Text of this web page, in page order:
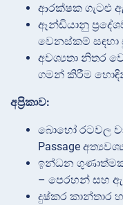
ආරක්ෂක ගැටළු
ඈන්ඩියානු
වෙනස්කම් සඳහා
අවශ්‍යතා නිතර
ගමන් කිරීම
අප්‍රිකාව:
බොහෝ රටවල
Passage
ඉන්ධන
– පෙරහන් සහ
දුෂ්කර කාන්තාර